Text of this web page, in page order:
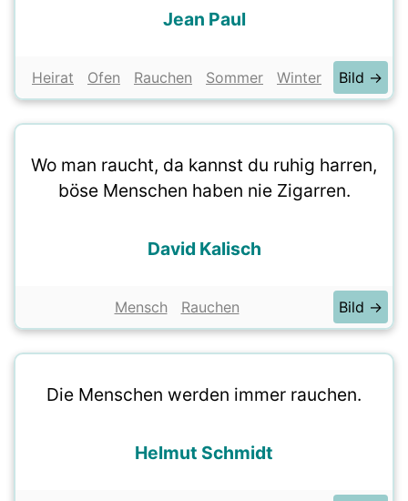
Jean Paul
Heirat Ofen Rauchen Sommer Winter Bild →
Wo man raucht, da kannst du ruhig harren,
böse Menschen haben nie Zigarren.
David Kalisch
Mensch Rauchen Bild →
Die Menschen werden immer rauchen.
Helmut Schmidt